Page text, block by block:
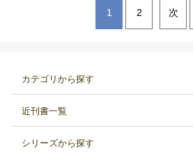
1 2 次
カテゴリから探す
近刊書一覧
シリーズから探す